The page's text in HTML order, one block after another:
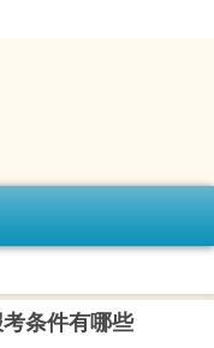
条件有哪些